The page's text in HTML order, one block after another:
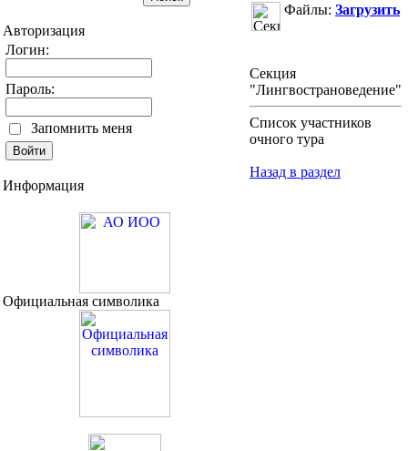
Авторизация
Логин:
Пароль:
Запомнить меня
Информация
Официальная символика
Файлы: Загрузить
Секция
"Лингвострановедение"
Список участников
очного тура
Назад в раздел